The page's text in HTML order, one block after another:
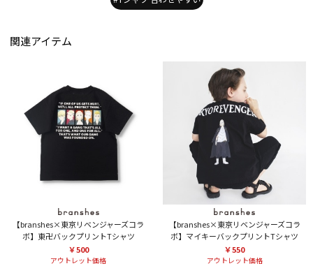
関連アイテム
【branshes×東京リベンジャーズコラ
ボ】東卍バックプリントTシャツ
￥500
アウトレット価格
【branshes×東京リベンジャーズコラ
ボ】マイキーバックプリントTシャツ
￥550
アウトレット価格